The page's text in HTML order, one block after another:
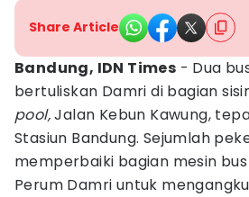
Share Article
Bandung, IDN Times - Dua
bertuliskan Damri di bagian
pool,Jalan Kebun Kawung,
Stasiun Bandung. Sejumlah
memperbaiki bagian mesin
Perum Damri untuk